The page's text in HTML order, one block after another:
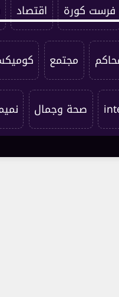
فرست كورة اقتصاد
مجتمع
صحة وجمال
الابراج المطبخ